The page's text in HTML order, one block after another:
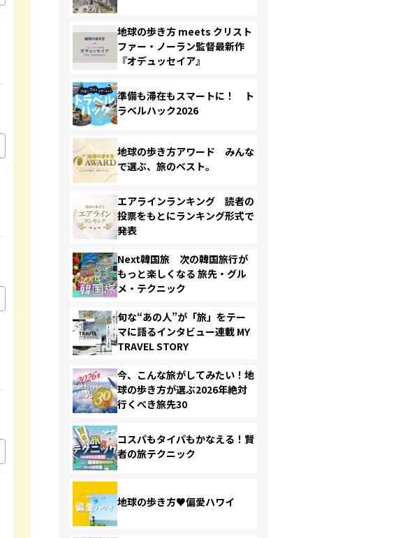
地球の歩き方 meets クリスト
ファー・ノーラン監督最新作
『オデュッセイア』
準備も滞在もスマートに！ ト
ラベルハック2026
地球の歩き方アワード みんな
で選ぶ、旅のベスト。
エアラインランキング 読者の
投票をもとにランキング形式で
発表
Next韓国旅 次の韓国旅行が
もっと楽しくなる 旅先・グル
メ・テクニック
旬な“あの人”が「旅」をテー
マに語るインタビュー連載 MY
TRAVEL STORY
今、こんな旅がしてみたい！地
球の歩き方が選ぶ2026年絶対
行くべき旅先30
コスパもタイパもかなえる！賢
者の旅テクニック
地球の歩き方♥偏愛ハワイ